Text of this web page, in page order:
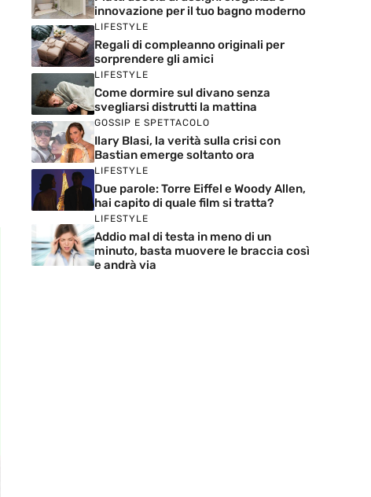
innovazione per il tuo bagno moderno
LIFESTYLE
Regali di compleanno originali per
sorprendere gli amici
LIFESTYLE
Come dormire sul divano senza
svegliarsi distrutti la mattina
GOSSIP E SPETTACOLO
Ilary Blasi, la verità sulla crisi con
Bastian emerge soltanto ora
LIFESTYLE
Due parole: Torre Eiffel e Woody Allen,
hai capito di quale film si tratta?
LIFESTYLE
Addio mal di testa in meno di un
minuto, basta muovere le braccia così
e andrà via